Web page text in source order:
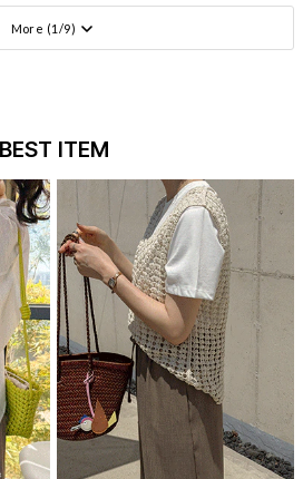
More (1 /9)
BEST ITEM